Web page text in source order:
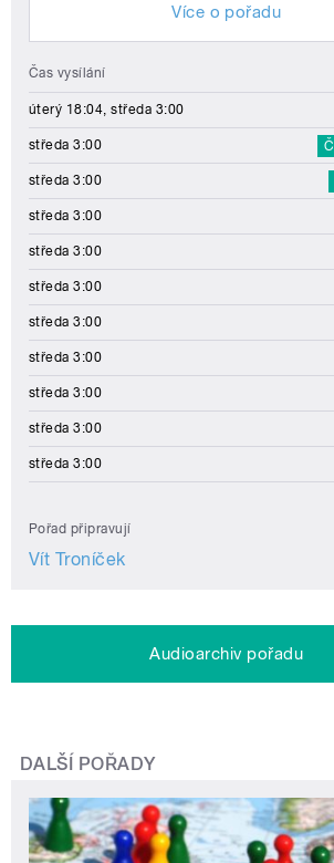
Více o pořadu
Čas vysílání
úterý 18:04, středa 3:00
středa 3:00
středa 3:00
středa 3:00
středa 3:00
středa 3:00
středa 3:00
středa 3:00
středa 3:00
středa 3:00
středa 3:00
Pořad připravují
Vít Troníček
Audioarchiv pořadu
DALŠÍ POŘADY